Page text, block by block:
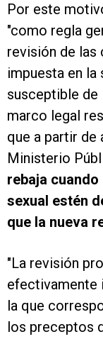
Por este
"como regla
revisión de las
impuesta en la
susceptible de
marco legal
que a partir de
Ministerio
rebaja
sexual estén
que la nueva
"La revisión
efectivamente
la que
los preceptos